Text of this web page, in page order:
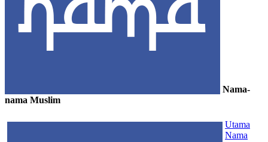
Nama-
nama Muslim
Utama
Nama